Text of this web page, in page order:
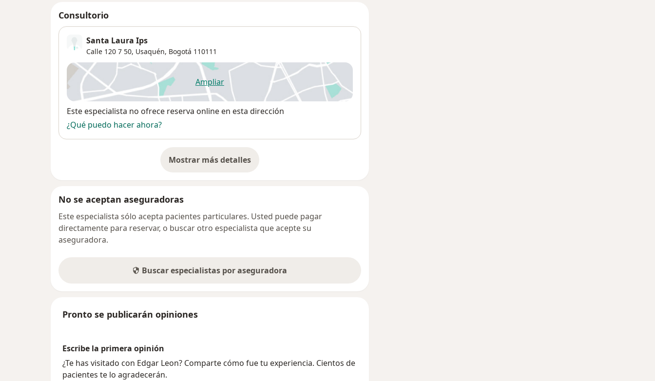
Consultorio
Santa Laura Ips
Calle 120 7 50, Usaquén, Bogotá 110111
Ampliarse abre en una nueva pestaña
Disponibilidad
Este especialista no ofrece reserva online en esta dirección
¿Qué puedo hacer ahora?
Mostrar más detalles
sobre la dirección
No se aceptan aseguradoras
Este especialista sólo acepta pacientes particulares. Usted puede pagar
directamente para reservar, o buscar otro especialista que acepte su
aseguradora.
Buscar especialistas por aseguradora
Pronto se publicarán opiniones
Escribe la primera opinión
¿Te has visitado con Edgar Leon? Comparte cómo fue tu experiencia. Cientos de
pacientes te lo agradecerán.